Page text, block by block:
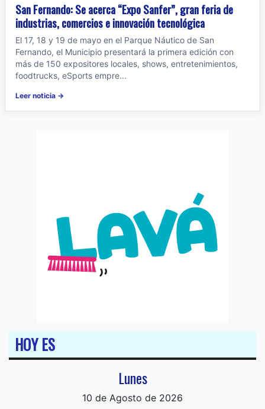
San Fernando: Se acerca “Expo Sanfer”, gran feria de
industrias, comercios e innovación tecnológica
El 17, 18 y 19 de mayo en el Parque Náutico de San
Fernando, el Municipio presentará la primera edición con
más de 150 expositores locales, shows, entretenimientos,
foodtrucks, eSports empre...
Leer noticia →
HOY ES
Lunes
10 de Agosto de 2026